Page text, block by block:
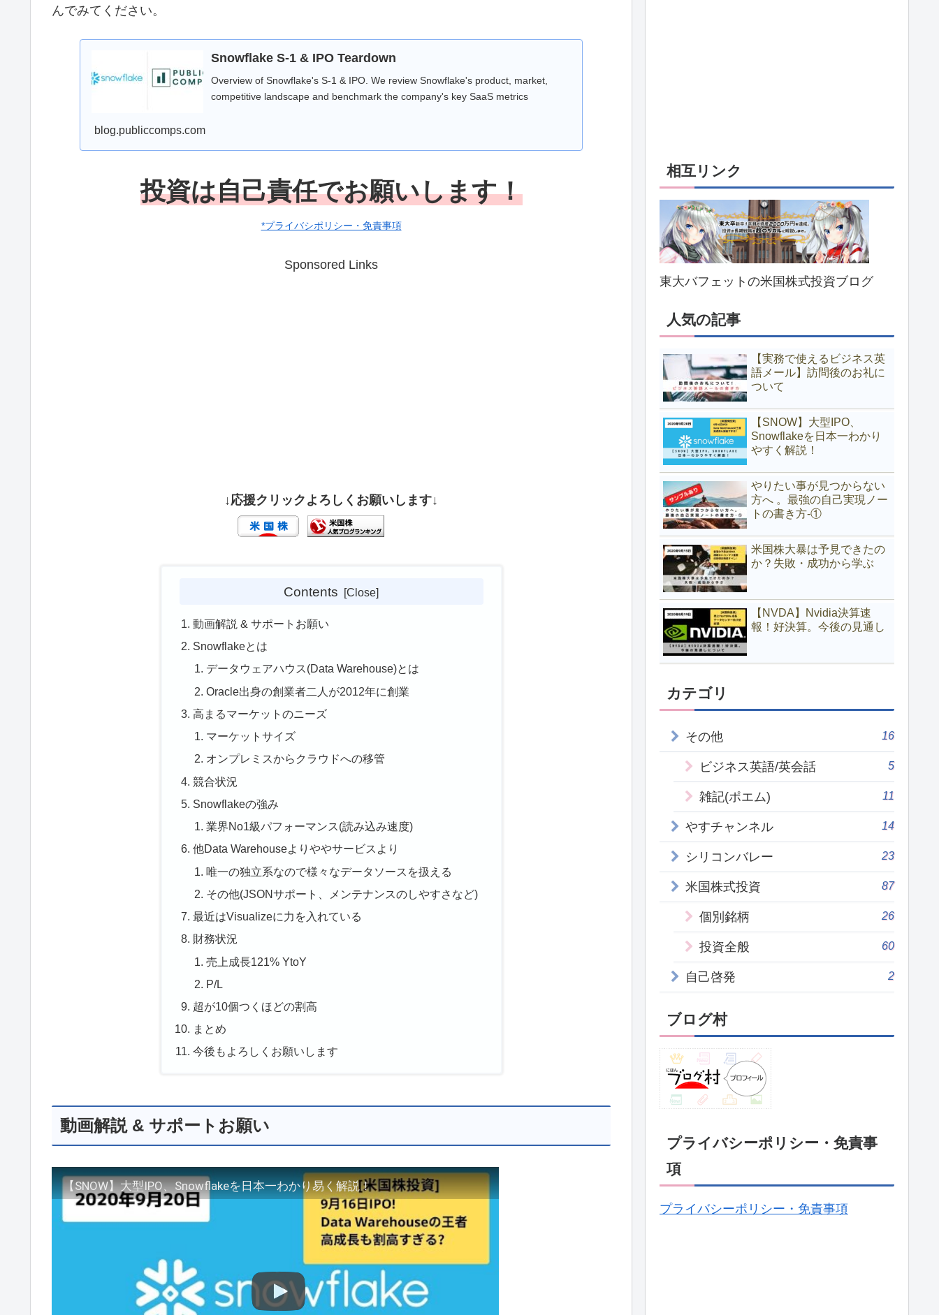
んでみてください。
Snowflake S-1 & IPO Teardown
Overview of Snowflake's S-1 & IPO. We review Snowflake's product, market,
competitive landscape and benchmark the company's key SaaS metrics
blog.publiccomps.com
投資は自己責任でお願いします！
*プライバシポリシー・免責事項
Sponsored Links
↓応援クリックよろしくお願いします↓
Contents
動画解説 & サポートお願い
Snowflakeとは
データウェアハウス(Data Warehouse)とは
Oracle出身の創業者二人が2012年に創業
高まるマーケットのニーズ
マーケットサイズ
オンプレミスからクラウドへの移管
競合状況
Snowflakeの強み
業界No1級パフォーマンス(読み込み速度)
他Data Warehouseよりややサービスより
唯一の独立系なので様々なデータソースを扱える
その他(JSONサポート、メンテナンスのしやすさなど)
最近はVisualizeに力を入れている
財務状況
売上成長121% YtoY
P/L
超が10個つくほどの割高
まとめ
今後もよろしくお願いします
動画解説 & サポートお願い
【SNOW】大型IPO、Snowflakeを日本一わかり易く解説！
相互リンク
東大バフェットの米国株式投資ブログ
人気の記事
【実務で使えるビジネス英
語メール】訪問後のお礼に
ついて
【SNOW】大型IPO、
Snowflakeを日本一わかり
やすく解説！
やりたい事が見つからない
方へ 。最強の自己実現ノー
トの書き方-①
米国株大暴は予見できたの
か？失敗・成功から学ぶ
【NVDA】Nvidia決算速
報！好決算。今後の見通し
カテゴリ
その他 16
ビジネス英語/英会話 5
雑記(ポエム) 11
やすチャンネル 14
シリコンバレー 23
米国株式投資 87
個別銘柄 26
投資全般 60
自己啓発 2
ブログ村
プライバシーポリシー・免責事
項
プライバシーポリシー・免責事項